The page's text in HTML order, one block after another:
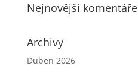
Nejnovější komentáře
Archivy
Duben 2026